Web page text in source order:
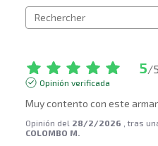
5/5
Opinión verificada
Muy contento con este
Opinión del 28/2/2026 , tras
COLOMBO M.